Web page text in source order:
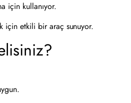
için kullanıyor.
için etkili bir araç sunuyor.